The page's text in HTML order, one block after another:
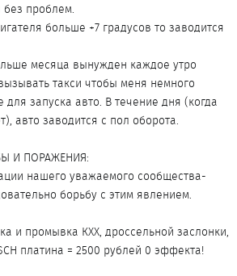
без проблем.
больше +7 градусов то заводится
месяца вынужден каждое утро
такси чтобы меня немного
запуска авто. В течение дня (когда
авто заводится с пол оборота.
И ПОРАЖЕНИЯ:
нашего уважаемого сообщества-
борьбу с этим явлением.
и промывка КХХ, дроссельной заслонки,
платина = 2500 рублей 0 эффекта!